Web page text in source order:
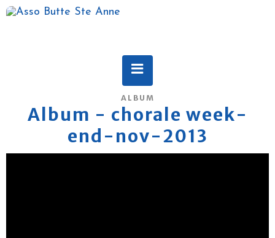
ALBUM
Album - chorale week-
end-nov-2013